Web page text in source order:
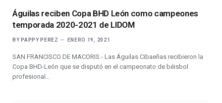
Águilas reciben Copa BHD León como campeones
temporada 2020-2021 de LIDOM
BY PAPPY PEREZ ENERO 19, 2021
SAN FRANCISCO DE MACORIS.- Las Águilas Cibaeñas recibieron la
Copa BHD-León que se disputó en el campeonato de béisbol
profesional…